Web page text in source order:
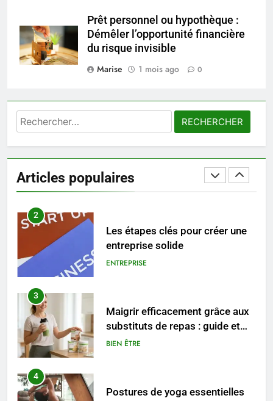
Prêt personnel ou hypothèque :
Démêler l’opportunité financière
du risque invisible
Marise
1 mois ago 0
Rechercher :
Articles populaires
sérieux à un tarif juste ?
BIEN ÊTRE
1
Les tendances mode qui
MODE
ENTREPRISE
3
Maigrir efficacement grâce aux
substituts de repas : guide et
conseils pratiques
BIEN ÊTRE
4
Postures de yoga essentielles
pour perdre du poids
rapidement et durable
BIEN ÊTRE
5
Infection chronique de l’oreille :